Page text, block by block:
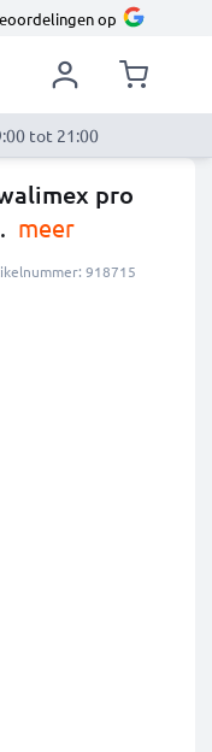
op
tot 21:00
pro
meer
918715